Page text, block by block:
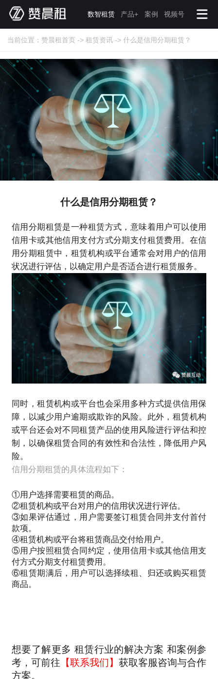
数智租赁 产品+ 案例 视频号
当前位置： 赞晨租首页 -> 租赁资讯 -> 什么是信用分期租赁？
什么是信用分期租赁？
信用分期租赁是一种租赁方式，意味着用户可以使用
信用卡或其他信用支付方式分期支付租赁费用。在信
用分期租赁中，租赁机构或平台通常会对用户的信用
状况进行评估，以确定用户是否适合进行租赁服务。
同时，租赁机构或平台也会采用多种方式提供信用保
障，以减少用户逾期或欺诈的风险。此外，租赁机构
或平台还会对不同租赁产品的使用风险进行评估和控
制，以确保租赁合同的有效性和合法性，降低用户风
险。
信用分期租赁的具体流程如下：
①用户选择需要租赁的商品。
②租赁机构或平台对用户的信用状况进行评估。
③如果评估通过，用户需要签订租赁合同并支付首付
款项。
④租赁机构或平台将租赁商品交付给用户。
⑤用户按照租赁合同约定，使用信用卡或其他信用支
付方式分期支付租赁费用。
⑥租赁期满后，用户可以选择续租、归还或购买租赁
商品。
想要了解更多 租赁行业的解决方案 和案例参
考，可前往 【联系我们】获取客服咨询与合作
方案。